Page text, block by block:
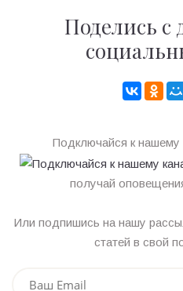
Поделись с
Подключайся к нашему
получай
Или подпишись на нашу
статей в свой